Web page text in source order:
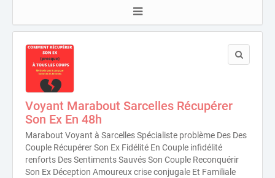
Voyant Marabout Sarcelles Récupérer
Son Ex En 48h
Marabout Voyant à Sarcelles Spécialiste problème Des Des
Couple Récupérer Son Ex Fidélité En Couple infidélité
renforts Des Sentiments Sauvés Son Couple Reconquérir
Son Ex Déception Amoureux crise conjugale Et Familiale